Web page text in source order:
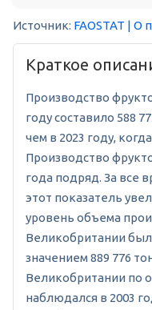
Источник: FAOSTAT | О
Краткое
Производство
году составило 588
чем в 2023 году,
Производство
года подряд. За все
этот показатель
уровень объема
Великобритании был
значением 889 776
Великобритании по
наблюдался в 2003